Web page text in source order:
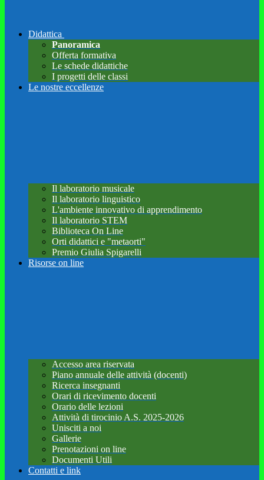
Didattica
Panoramica
Offerta formativa
Le schede didattiche
I progetti delle classi
Le nostre eccellenze
Il laboratorio musicale
Il laboratorio linguistico
L'ambiente innovativo di apprendimento
Il laboratorio STEM
Biblioteca On Line
Orti didattici e "metaorti"
Premio Giulia Spigarelli
Risorse on line
Accesso area riservata
Piano annuale delle attività (docenti)
Ricerca insegnanti
Orari di ricevimento docenti
Orario delle lezioni
Attività di tirocinio A.S. 2025-2026
Unisciti a noi
Gallerie
Prenotazioni on line
Documenti Utili
Contatti e link